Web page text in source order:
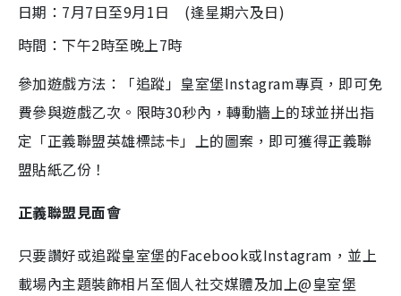
日期：7月7日至9月1日 (逢星期六及日)
時間：下午2時至晚上7時
參加遊戲方法：「追蹤」皇室堡Instagram專頁，即可免
費參與遊戲乙次。限時30秒內，轉動牆上的球並拼出指
定「正義聯盟英雄標誌卡」上的圖案，即可獲得正義聯
盟貼紙乙份！
正義聯盟見面會
只要讚好或追蹤皇室堡的Facebook或Instagram，並上
載場內主題裝飾相片至個人社交媒體及加上@皇室堡